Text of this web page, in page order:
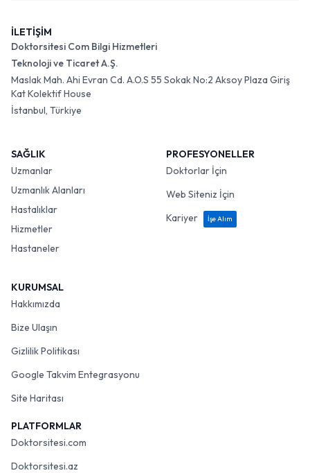
İLETİŞİM
Doktorsitesi Com Bilgi Hizmetleri
Teknoloji ve Ticaret A.Ş.
Maslak Mah. Ahi Evran Cd. A.O.S 55 Sokak No:2 Aksoy Plaza Giriş
Kat Kolektif House
İstanbul, Türkiye
SAĞLIK
Uzmanlar
Uzmanlık Alanları
Hastalıklar
Hizmetler
Hastaneler
PROFESYONELLER
Doktorlar İçin
Web Siteniz İçin
Kariyer
İşe Alım
KURUMSAL
Hakkımızda
Bize Ulaşın
Gizlilik Politikası
Google Takvim Entegrasyonu
Site Haritası
PLATFORMLAR
Doktorsitesi.com
Doktorsitesi.az